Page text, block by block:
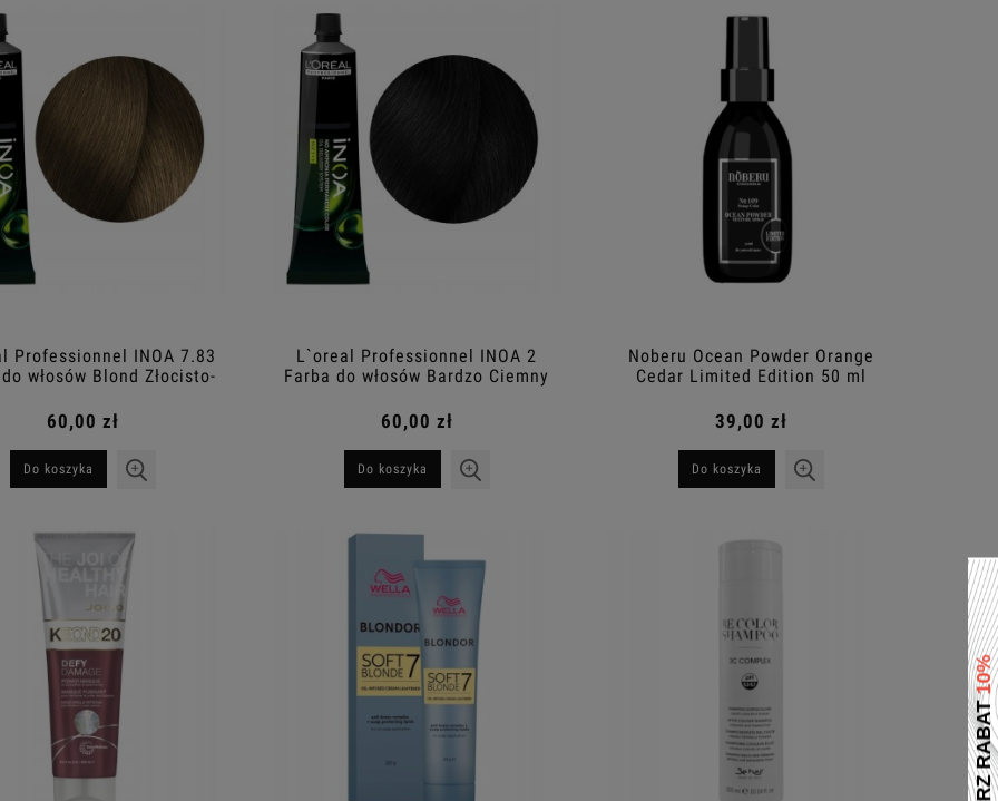
144,00 zł
Professionnel INOA 7.83
włosów Blond Złocisto-
60,00 zł
Do koszyka
L`oreal Professionnel INOA 2
Farba do włosów Bardzo Ciemny
60,00 zł
Do koszyka
Noberu Ocean Powder Orange
Cedar Limited Edition 50 ml
39,00 zł
Do koszyka